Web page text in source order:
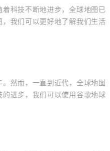
科技不断地进步，全球地图已
我们可以更好地了解我们生活
然而，一直到近代，全球地图
进步，我们可以使用谷歌地球